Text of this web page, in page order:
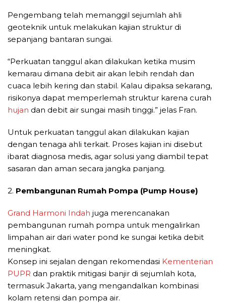
Pengembang telah memanggil sejumlah ahli
geoteknik untuk melakukan kajian struktur di
sepanjang bantaran sungai.
“Perkuatan tanggul akan dilakukan ketika musim
kemarau dimana debit air akan lebih rendah dan
cuaca lebih kering dan stabil. Kalau dipaksa sekarang,
risikonya dapat memperlemah struktur karena curah
hujan dan debit air sungai masih tinggi.” jelas Fran.
Untuk perkuatan tanggul akan dilakukan kajian
dengan tenaga ahli terkait. Proses kajian ini disebut
ibarat diagnosa medis, agar solusi yang diambil tepat
sasaran dan aman secara jangka panjang.
2. Pembangunan Rumah Pompa (Pump House)
Grand Harmoni Indah juga merencanakan
pembangunan rumah pompa untuk mengalirkan
limpahan air dari water pond ke sungai ketika debit
meningkat.
Konsep ini sejalan dengan rekomendasi Kementerian
PUPR dan praktik mitigasi banjir di sejumlah kota,
termasuk Jakarta, yang mengandalkan kombinasi
kolam retensi dan pompa air.